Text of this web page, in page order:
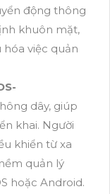
động thông
khuôn mặt,
việc quản
dây, giúp
khai. Người
khiển từ xa
quản lý
hoặc Android.